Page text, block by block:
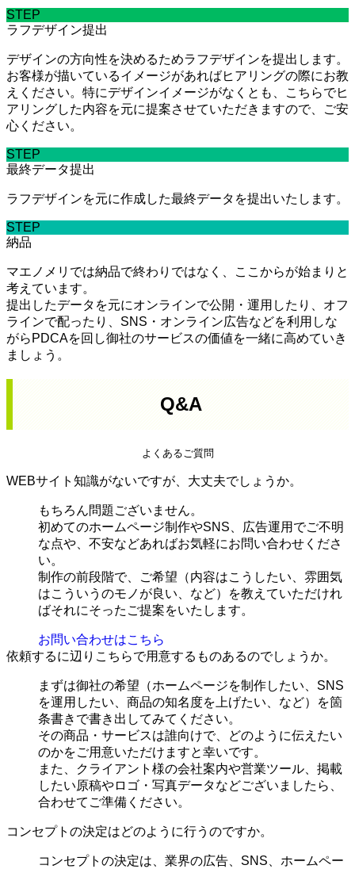
STEP
ラフデザイン提出
デザインの方向性を決めるためラフデザインを提出します。
お客様が描いているイメージがあればヒアリングの際にお教
えください。特にデザインイメージがなくとも、こちらでヒ
アリングした内容を元に提案させていただきますので、ご安
心ください。
STEP
最終データ提出
ラフデザインを元に作成した最終データを提出いたします。
STEP
納品
マエノメリでは納品で終わりではなく、ここからが始まりと
考えています。
提出したデータを元にオンラインで公開・運用したり、オフ
ラインで配ったり、SNS・オンライン広告などを利用しな
がらPDCAを回し御社のサービスの価値を一緒に高めていき
ましょう。
Q&A
よくあるご質問
WEBサイト知識がないですが、大丈夫でしょうか。
もちろん問題ございません。
初めてのホームページ制作やSNS、広告運用でご不明
な点や、不安などあればお気軽にお問い合わせくださ
い。
制作の前段階で、ご希望（内容はこうしたい、雰囲気
はこういうのモノが良い、など）を教えていただけれ
ばそれにそったご提案をいたします。
お問い合わせはこちら
依頼するに辺りこちらで用意するものあるのでしょうか。
まずは御社の希望（ホームページを制作したい、SNS
を運用したい、商品の知名度を上げたい、など）を箇
条書きで書き出してみてください。
その商品・サービスは誰向けで、どのように伝えたい
のかをご用意いただけますと幸いです。
また、クライアント様の会社案内や営業ツール、掲載
したい原稿やロゴ・写真データなどございましたら、
合わせてご準備ください。
コンセプトの決定はどのように行うのですか。
コンセプトの決定は、業界の広告、SNS、ホームペー